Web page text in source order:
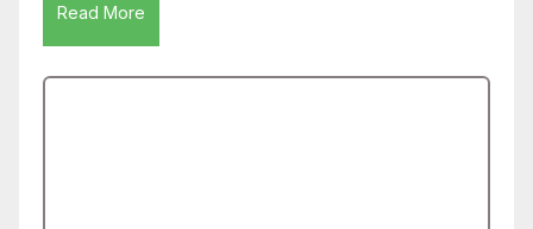
Read More